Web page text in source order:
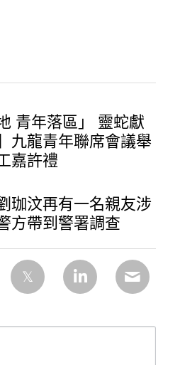
青年落區」 靈蛇獻
九龍青年聯席會議舉
嘉許禮
珈汶再有一名親友涉
方帶到警署調查